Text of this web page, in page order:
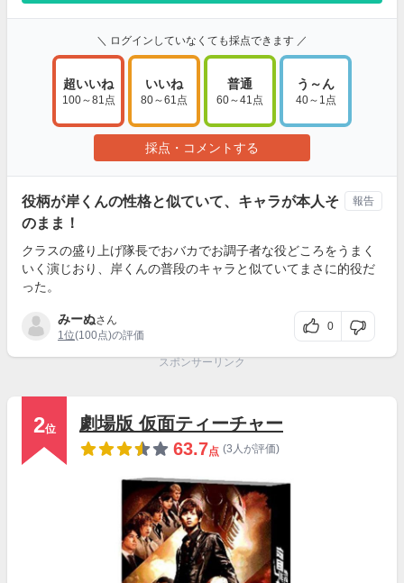
＼ ログインしていなくても採点できます ／
超いいね
100～81点
いいね
80～61点
普通
60～41点
う～ん
40～1点
採点・コメントする
役柄が岸くんの性格と似ていて、キャラが本人そ
のまま！
クラスの盛り上げ隊長でおバカでお調子者な役どころをうまく
いく演じおり、岸くんの普段のキャラと似ていてまさに的役だ
った。
みーぬさん
1位(100点)の評価
0
報告
スポンサーリンク
2位
劇場版 仮面ティーチャー
63.7点 (3人が評価)